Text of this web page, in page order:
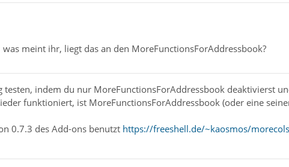
meint ihr, liegt das an den MoreFunctionsForAddressbook?
indem du nur MoreFunctionsForAddressbook deaktivierst
funktioniert, ist MoreFunctionsForAddressbook (oder eine
0.7.3 des Add-ons benutzt https://freeshell.de/~kaosmos/